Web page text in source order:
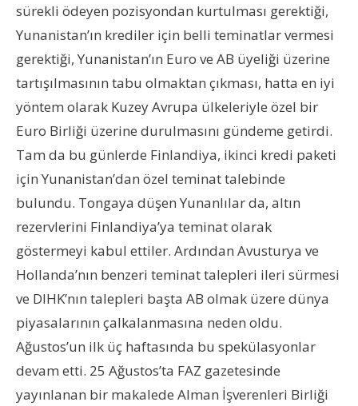
sürekli ödeyen pozisyondan kurtulması gerektiği,
Yunanistan’ın krediler için belli teminatlar vermesi
gerektiği, Yunanistan’ın Euro ve AB üyeliği üzerine
tartışılmasının tabu olmaktan çıkması, hatta en iyi
yöntem olarak Kuzey Avrupa ülkeleriyle özel bir
Euro Birliği üzerine durulmasını gündeme getirdi.
Tam da bu günlerde Finlandiya, ikinci kredi paketi
için Yunanistan’dan özel teminat talebinde
bulundu. Tongaya düşen Yunanlılar da, altın
rezervlerini Finlandiya’ya teminat olarak
göstermeyi kabul ettiler. Ardından Avusturya ve
Hollanda’nın benzeri teminat talepleri ileri sürmesi
ve DIHK’nın talepleri başta AB olmak üzere dünya
piyasalarının çalkalanmasına neden oldu.
Ağustos’un ilk üç haftasında bu spekülasyonlar
devam etti. 25 Ağustos’ta FAZ gazetesinde
yayınlanan bir makalede Alman İşverenleri Birliği